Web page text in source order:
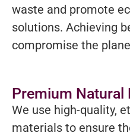
waste and promote
solutions. Achieving
compromise the
Premium Natural
We use high-quality,
materials to ensure